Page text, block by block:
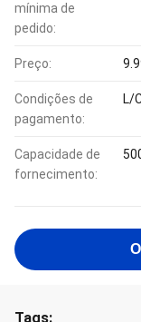
mínima de
pedido:
Preço:
Condições de
pagamento:
L/
Capacidade de
fornecimento:
Tags: